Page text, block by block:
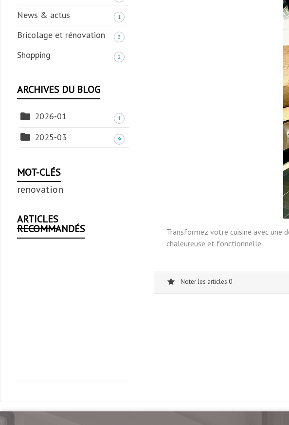
News & actus 1
Bricolage et rénovation 3
Shopping 2
ARCHIVES DU BLOG
 2026-01 1
 2025-03 9
MOT-CLÉS
renovation
ARTICLES
RECOMMANDÉS Transformez votre cuisine avec une
chaleureuse et fonctionnelle.
star_rate
Noter les articles 0